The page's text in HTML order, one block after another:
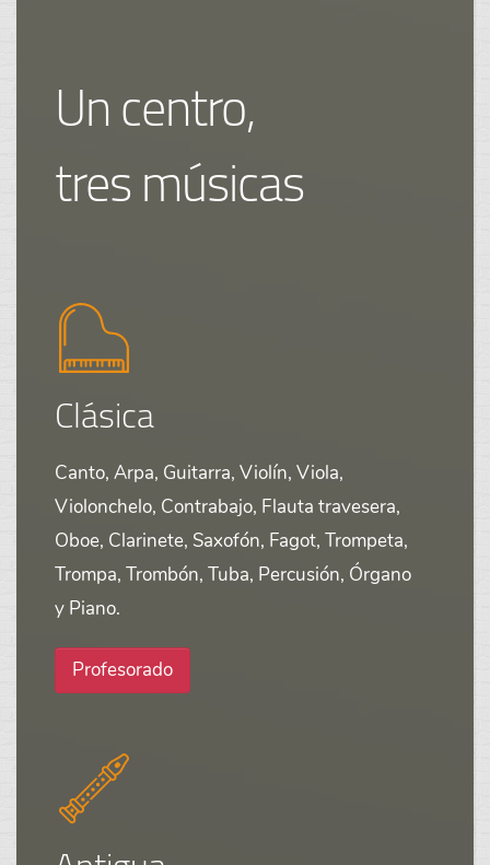
Un centro,
tres músicas
Clásica
Canto, Arpa, Guitarra, Violín, Viola,
Violonchelo, Contrabajo, Flauta travesera,
Oboe, Clarinete, Saxofón, Fagot, Trompeta,
Trompa, Trombón, Tuba, Percusión, Órgano
y Piano.
Profesorado